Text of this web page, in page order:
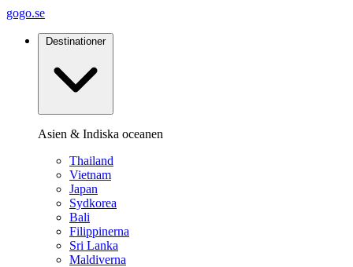
gogo.se
Destinationer
Asien & Indiska oceanen
Thailand
Vietnam
Japan
Sydkorea
Bali
Filippinerna
Sri Lanka
Maldiverna